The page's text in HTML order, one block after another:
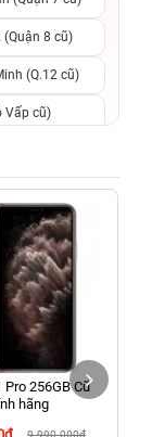
(Quận 8 cũ)
(Q.12 cũ)
Vấp cũ)
Tân Phú cũ)
TP. Thủ
Thọ, TP. Thủ
Cũ)
(TP. Vũng
(Tân Bình
Pro 256GB Cũ
hãng
9.990.000đ